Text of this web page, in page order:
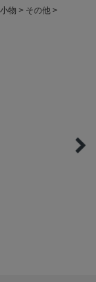
物
その他